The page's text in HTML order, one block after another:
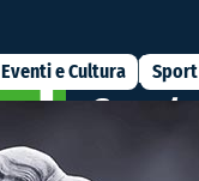
Eventi e Cultura Sport